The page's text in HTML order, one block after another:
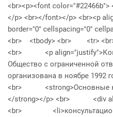
<br><p><font color="#22466b">
</p> <br></font></p> <br><p
border="0" cellspacing="0"
<br> <tbody> <br> <tr>
<br> <p
Общество с ограниченной
организована в ноябре
<br> <strong>Основные
</strong></p> <br> <div
<br>